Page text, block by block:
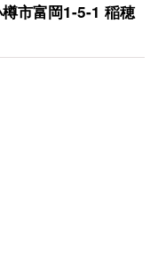
市富岡1-5-1 稲穂